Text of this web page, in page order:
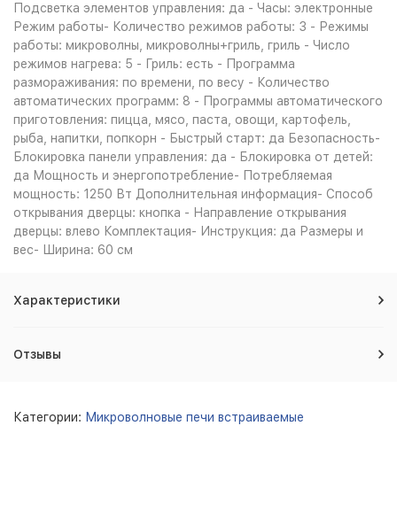
Подсветка элементов управления: да - Часы: электронные
Режим работы- Количество режимов работы: 3 - Режимы
работы: микроволны, микроволны+гриль, гриль - Число
режимов нагрева: 5 - Гриль: есть - Программа
размораживания: по времени, по весу - Количество
автоматических программ: 8 - Программы автоматического
приготовления: пицца, мясо, паста, овощи, картофель,
рыба, напитки, попкорн - Быстрый старт: да Безопасность-
Блокировка панели управления: да - Блокировка от детей:
да Мощность и энергопотребление- Потребляемая
мощность: 1250 Вт Дополнительная информация- Способ
открывания дверцы: кнопка - Направление открывания
дверцы: влево Комплектация- Инструкция: да Размеры и
вес- Ширина: 60 см
Характеристики
Отзывы
Категории: Микроволновые печи встраиваемые